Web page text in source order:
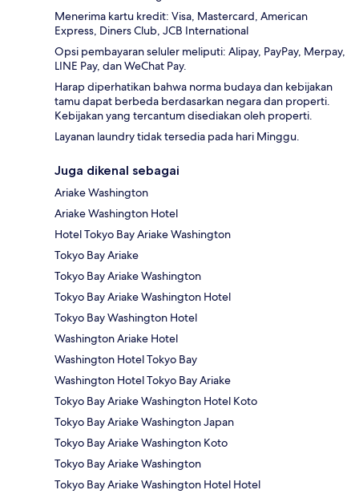
Menerima kartu kredit: Visa, Mastercard, American
Express, Diners Club, JCB International
Opsi pembayaran seluler meliputi: Alipay, PayPay, Merpay,
LINE Pay, dan WeChat Pay.
Harap diperhatikan bahwa norma budaya dan kebijakan
tamu dapat berbeda berdasarkan negara dan properti.
Kebijakan yang tercantum disediakan oleh properti.
Layanan laundry tidak tersedia pada hari Minggu.
Juga dikenal sebagai
Ariake Washington
Ariake Washington Hotel
Hotel Tokyo Bay Ariake Washington
Tokyo Bay Ariake
Tokyo Bay Ariake Washington
Tokyo Bay Ariake Washington Hotel
Tokyo Bay Washington Hotel
Washington Ariake Hotel
Washington Hotel Tokyo Bay
Washington Hotel Tokyo Bay Ariake
Tokyo Bay Ariake Washington Hotel Koto
Tokyo Bay Ariake Washington Japan
Tokyo Bay Ariake Washington Koto
Tokyo Bay Ariake Washington
Tokyo Bay Ariake Washington Hotel Hotel